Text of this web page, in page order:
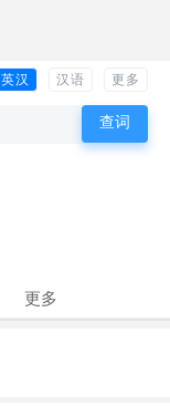
英汉 汉语 更多
更多